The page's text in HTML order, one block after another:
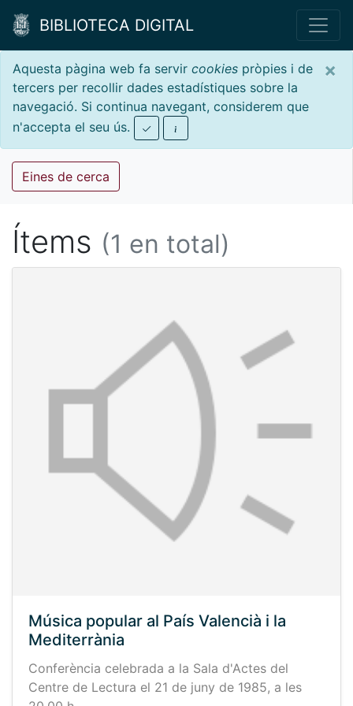
BIBLIOTECA DIGITAL
×
Aquesta pàgina web fa servir cookies pròpies i de
tercers per recollir dades estadístiques sobre la
navegació. Si continua navegant, considerem que
n'accepta el seu ús.
Eines de cerca
Ítems (1 en total)
Música popular al País Valencià i la
Mediterrània
Conferència celebrada a la Sala d'Actes del
Centre de Lectura el 21 de juny de 1985, a les